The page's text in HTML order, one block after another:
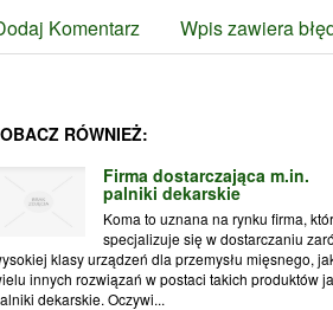
Komentarz Wpis zawiera
RÓWNIEŻ:
Firma dostarczająca m.in.
palniki dekarskie
Koma to uznana na rynku firma,
specjalizuje się w dostarczaniu
klasy urządzeń dla przemysłu mięsnego,
innych rozwiązań w postaci takich produktów
dekarskie. Oczywi...